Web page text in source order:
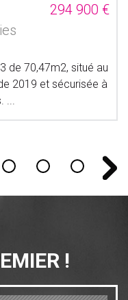
294 900 €
de 70,47m2, situé au
2019 et sécurisée à
...
!